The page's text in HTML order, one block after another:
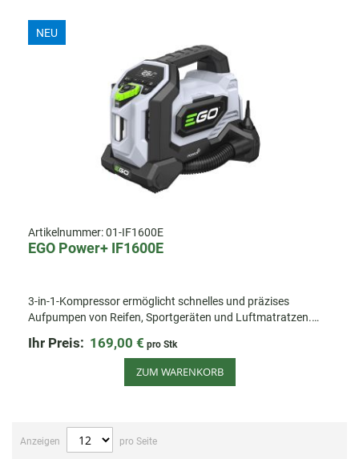
NEU
Artikelnummer:01-IF1600E
EGO Power+ IF1600E
3-in-1-Kompressor ermöglicht schnelles und präzises
Aufpumpen von Reifen, Sportgeräten und Luftmatratzen.
Ihr Preis: 169,00 € pro Stk
ZUM WARENKORB
Anzeigen pro Seite